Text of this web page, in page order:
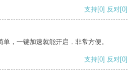
支持[0] 反对[0]
，一键加速就能开启，非常方便。
支持[0] 反对[0]